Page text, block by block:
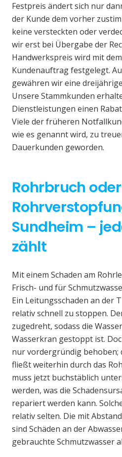
Festpreis ändert sich nur
der Kunde dem vorher
keine versteckten oder
wir erst bei Übergabe der
Handwerkspreis wird mit
Kundenauftrag festgelegt.
gewähren wir eine
Unsere Stammkunden
Dienstleistungen einen
Viele der früheren
wie es genannt wird, zu
Dauerkunden geworden.
Rohrbruch oder
Sundheim –
zählt
Mit einem Schaden am
Frisch- und für
Ein Leitungsschaden an der
relativ schnell zu stoppen.
zugedreht, sodass die
Wasserkran gestoppt ist.
nur vordergründig behoben;
fließt weiterhin durch das
muss jetzt buchstäblich
werden, was die
repariert werden kann.
relativ selten. Die mit
sind Schäden an der
gebrauchte Schmutzwasser